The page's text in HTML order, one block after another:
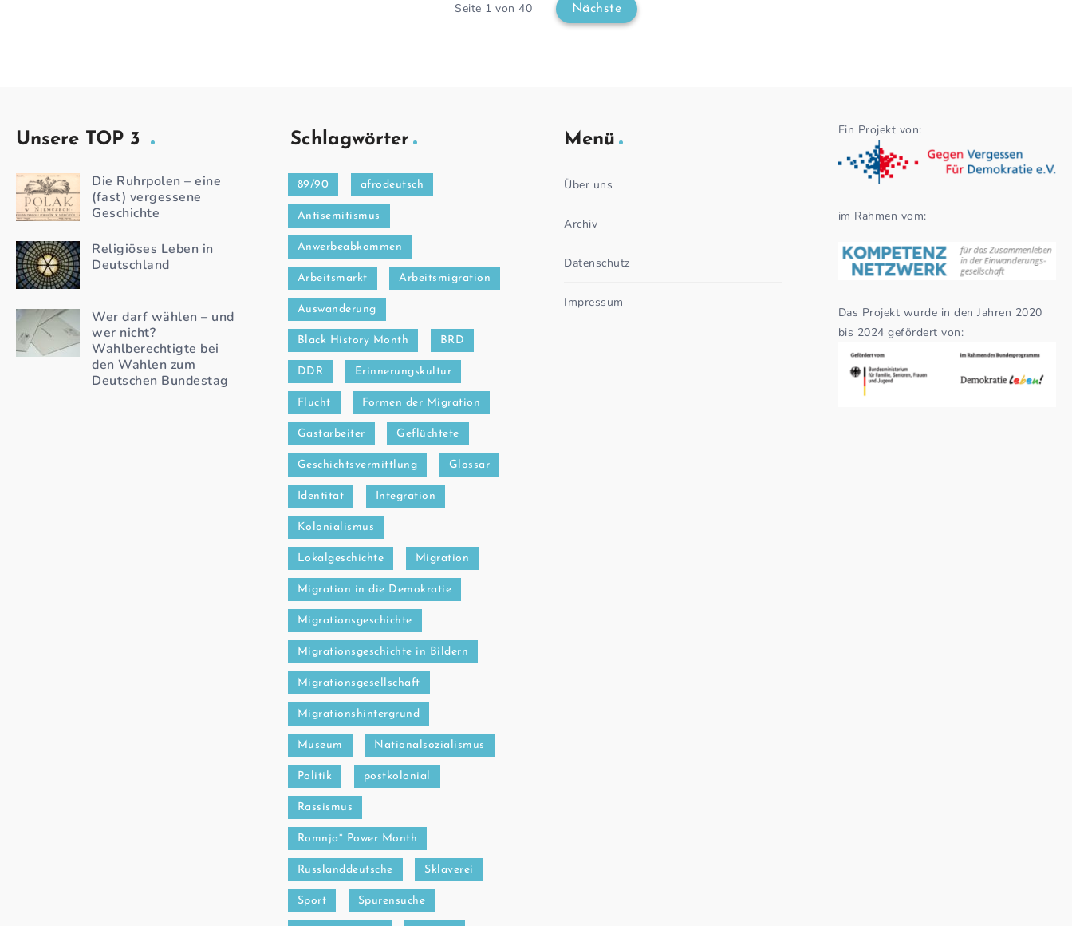
Seite 1 von 40 Nächste
Unsere TOP 3
Die Ruhrpolen – eine
(fast) vergessene
Geschichte
Religiöses Leben in
Deutschland
Wer darf wählen – und
wer nicht?
Wahlberechtigte bei
den Wahlen zum
Deutschen Bundestag
Schlagwörter
89/90 afrodeutsch
Antisemitismus
Anwerbeabkommen
Arbeitsmarkt Arbeitsmigration
Auswanderung
Black History Month BRD
DDR Erinnerungskultur
Flucht Formen der Migration
Gastarbeiter Geflüchtete
Geschichtsvermittlung Glossar
Identität Integration
Kolonialismus
Lokalgeschichte Migration
Migration in die Demokratie
Migrationsgeschichte
Migrationsgeschichte in Bildern
Migrationsgesellschaft
Migrationshintergrund
Museum Nationalsozialismus
Politik postkolonial
Rassismus
Romnja* Power Month
Russlanddeutsche Sklaverei
Sport Spurensuche
Menü
Über uns
Archiv
Datenschutz
Impressum
Ein Projekt von:
im Rahmen vom:
Das Projekt wurde in den Jahren 2020
bis 2024 gefördert von: